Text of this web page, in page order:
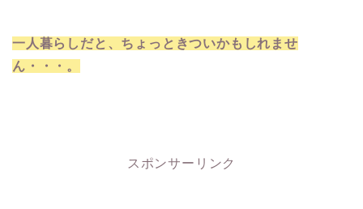
一人暮らしだと、ちょっときついかもしれませ
ん・・・。
スポンサーリンク